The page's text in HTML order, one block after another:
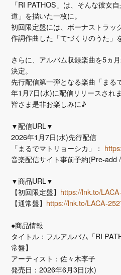
「RI PATHOS」は、そんな彼
道」を描いた一枚に。
初回限定盤には、ボーナストラッ
作詞作曲した「てづくりのうた」
さらに、アルバム収録楽曲を5ヵ
決定。
先行配信第一弾となる楽曲「まる
年1月7日(水)に配信リリースされま
皆さま是非お楽しみに♪
▼配信URL▼
2026年1月7日(水)先行配信
「まるでマトリョーシカ」：
音楽配信サイト事前予約(Pre-add
▼商品URL▼
【初回限定盤】 https://lnk.to/
【通常盤】 https://lnk.to/LACA-
●商品情報
タイトル：フルアルバム「RI
常盤】
アーティスト：佐々木李子
発売日：2026年6月3日(水)